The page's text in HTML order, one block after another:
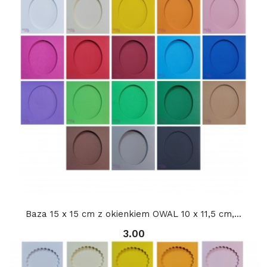
Baza 15 x 15 cm z okienkiem OWAL 10 x 11,5 cm,...
3.00